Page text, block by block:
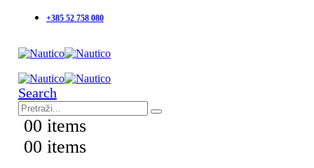
+385 52 758 080
Search
00 items
00 items